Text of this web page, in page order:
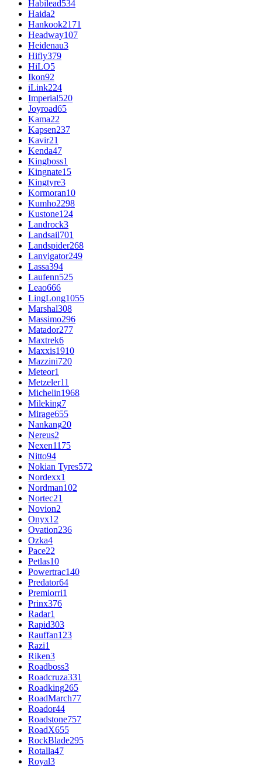
Habilead534
Haida2
Hankook2171
Headway107
Heidenau3
Hifly379
HiLO5
Ikon92
iLink224
Imperial520
Joyroad65
Kama22
Kapsen237
Kavir21
Kenda47
Kingboss1
Kingnate15
Kingtyre3
Kormoran10
Kumho2298
Kustone124
Landrock3
Landsail701
Landspider268
Lanvigator249
Lassa394
Laufenn525
Leao666
LingLong1055
Marshal308
Massimo296
Matador277
Maxtrek6
Maxxis1910
Mazzini720
Meteor1
Metzeler11
Michelin1968
Mileking7
Mirage655
Nankang20
Nereus2
Nexen1175
Nitto94
Nokian Tyres572
Nordexx1
Nordman102
Nortec21
Novion2
Onyx12
Ovation236
Ozka4
Pace22
Petlas10
Powertrac140
Predator64
Premiorri1
Prinx376
Radar1
Rapid303
Rauffan123
Razi1
Riken3
Roadboss3
Roadcruza331
Roadking265
RoadMarch77
Roador44
Roadstone757
RoadX655
RockBlade295
Rotalla47
Royal3